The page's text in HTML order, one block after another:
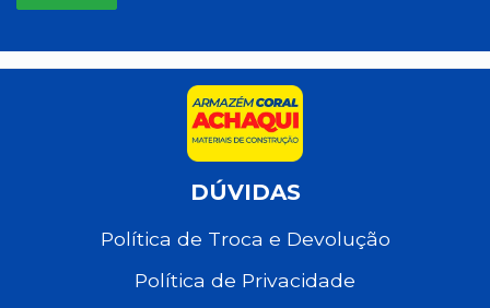
DÚVIDAS
Política de Troca e Devolução
Política de Privacidade